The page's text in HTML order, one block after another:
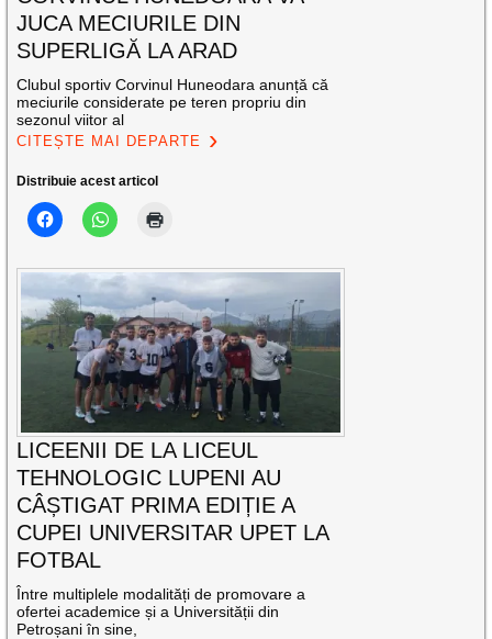
JUCA MECIURILE DIN
SUPERLIGĂ LA ARAD
Clubul sportiv Corvinul Huneodara anunță că
meciurile considerate pe teren propriu din
sezonul viitor al
CITEȘTE MAI DEPARTE
Distribuie acest articol
LICEENII DE LA LICEUL
TEHNOLOGIC LUPENI AU
CÂȘTIGAT PRIMA EDIȚIE A
CUPEI UNIVERSITAR UPET LA
FOTBAL
Între multiplele modalități de promovare a
ofertei academice și a Universității din
Petroșani în sine,